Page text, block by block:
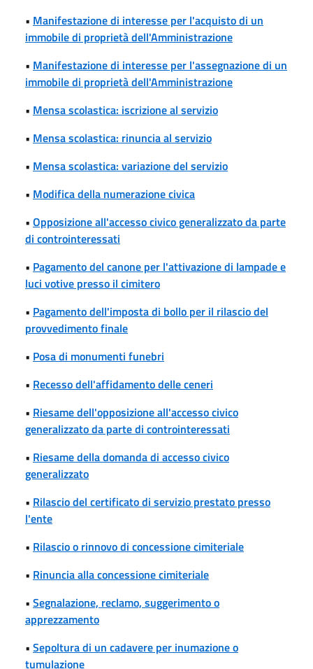
• Manifestazione di interesse per l'acquisto di un
immobile di proprietà dell'Amministrazione
• Manifestazione di interesse per l'assegnazione di un
immobile di proprietà dell'Amministrazione
• Mensa scolastica: iscrizione al servizio
• Mensa scolastica: rinuncia al servizio
• Mensa scolastica: variazione del servizio
• Modifica della numerazione civica
• Opposizione all'accesso civico generalizzato da parte
di controinteressati
• Pagamento del canone per l'attivazione di lampade e
luci votive presso il cimitero
• Pagamento dell'imposta di bollo per il rilascio del
provvedimento finale
• Posa di monumenti funebri
• Recesso dell'affidamento delle ceneri
• Riesame dell'opposizione all'accesso civico
generalizzato da parte di controinteressati
• Riesame della domanda di accesso civico
generalizzato
• Rilascio del certificato di servizio prestato presso
l'ente
• Rilascio o rinnovo di concessione cimiteriale
• Rinuncia alla concessione cimiteriale
• Segnalazione, reclamo, suggerimento o
apprezzamento
• Sepoltura di un cadavere per inumazione o
tumulazione